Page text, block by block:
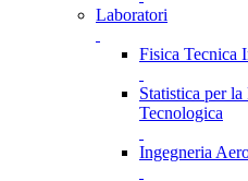
Laboratori
Fisica Tecnica
Statistica per
Tecnologica
Ingegneria